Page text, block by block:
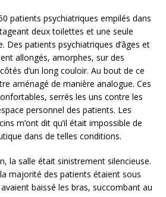
patients psychiatriques empilés dans
deux toilettes et une seule
Des patients psychiatriques d’âges et
allongés, amorphes, sur des
d’un long couloir. Au bout de ce
aménagé de manière analogue. Ces
serrés les uns contre les
personnel des patients. Les
m’ont dit qu’il était impossible de
dans de telles conditions.
la salle était sinistrement silencieuse.
la majorité des patients étaient sous
baissé les bras, succombant au